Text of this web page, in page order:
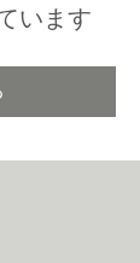
います